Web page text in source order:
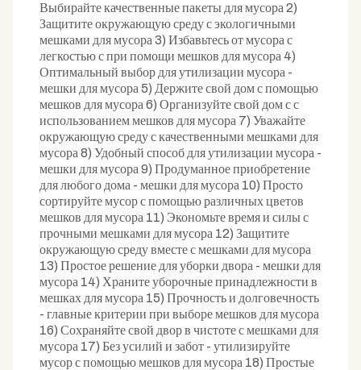
Выбирайте качественные пакеты для мусора 2)
Защитите окружающую среду с экологичными
мешками для мусора 3) Избавьтесь от мусора с
легкостью с при помощи мешков для мусора 4)
Оптимальный выбор для утилизации мусора -
мешки для мусора 5) Держите свой дом с помощью
мешков для мусора 6) Организуйте свой дом с с
использованием мешков для мусора 7) Уважайте
окружающую среду с качественными мешками для
мусора 8) Удобный способ для утилизации мусора -
мешки для мусора 9) Продуманное приобретение
для любого дома - мешки для мусора 10) Просто
сортируйте мусор с помощью различных цветов
мешков для мусора 11) Экономьте время и силы с
прочными мешками для мусора 12) Защитите
окружающую среду вместе с мешками для мусора
13) Простое решение для уборки двора - мешки для
мусора 14) Храните уборочные принадлежности в
мешках для мусора 15) Прочность и долговечность
- главные критерии при выборе мешков для мусора
16) Сохраняйте свой двор в чистоте с мешками для
мусора 17) Без усилий и забот - утилизируйте
мусор с помощью мешков для мусора 18) Простые